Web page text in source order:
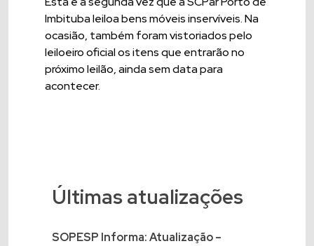
Imbituba leiloa bens móveis inservíveis. Na
ocasião, também foram vistoriados pelo
leiloeiro oficial os itens que entrarão no
próximo leilão, ainda sem data para
acontecer.
Últimas atualizações
SOPESP Informa: Atualização –